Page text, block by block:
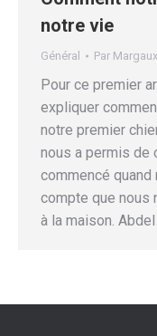
notre vie
Général Par
Pour ce premier
expliquer
notre premier
nous a permis de
commencé
compte que nous
à la maison. Abdel